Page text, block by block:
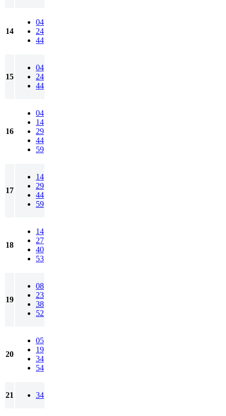
14
04
24
44
15
04
24
44
16
04
14
29
44
59
17
14
29
44
59
18
14
27
40
53
19
08
23
38
52
20
05
19
34
54
21 34